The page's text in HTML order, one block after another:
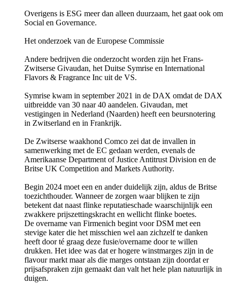
Overigens is ESG meer dan alleen duurzaam, het gaat ook om
Social en Governance.
Het onderzoek van de Europese Commissie
Andere bedrijven die onderzocht worden zijn het Frans-
Zwitserse Givaudan, het Duitse Symrise en International
Flavors & Fragrance Inc uit de VS.
Symrise kwam in september 2021 in de DAX omdat de DAX
uitbreidde van 30 naar 40 aandelen. Givaudan, met
vestigingen in Nederland (Naarden) heeft een beursnotering
in Zwitserland en in Frankrijk.
De Zwitserse waakhond Comco zei dat de invallen in
samenwerking met de EC gedaan werden, evenals de
Amerikaanse Department of Justice Antitrust Division en de
Britse UK Competition and Markets Authority.
Begin 2024 moet een en ander duidelijk zijn, aldus de Britse
toezichthouder. Wanneer de zorgen waar blijken te zijn
betekent dat naast flinke reputatieschade waarschijnlijk een
zwakkere prijszettingskracht en wellicht flinke boetes.
De overname van Firmenich begint voor DSM met een
stevige kater die het misschien wel aan zichzelf te danken
heeft door té graag deze fusie/overname door te willen
drukken. Het idee was dat er hogere winstmarges zijn in de
flavour markt maar als die marges ontstaan zijn doordat er
prijsafspraken zijn gemaakt dan valt het hele plan natuurlijk in
duigen.